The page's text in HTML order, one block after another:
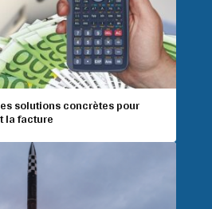
solutions concrètes pour
la facture